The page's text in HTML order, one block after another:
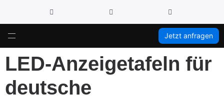
Jetzt anfragen
LED-Anzeigetafeln für
deutsche